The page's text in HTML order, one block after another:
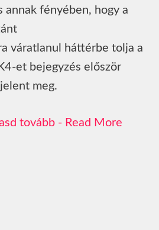
annak fényében, hogy a
váratlanul háttérbe tolja a
et bejegyzés először
meg.
Read More